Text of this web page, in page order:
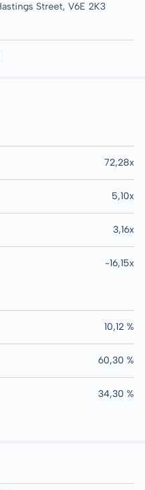
Street, V6E 2K3
72,28x
5,10x
3,16x
-16,15x
10,12 %
60,30 %
34,30 %